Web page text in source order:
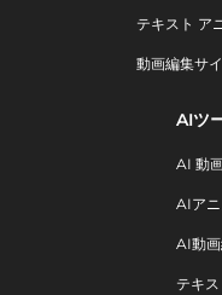
テキスト ア
動画編集サイ
AIツ
AI 動
AIア
AI動
テキ